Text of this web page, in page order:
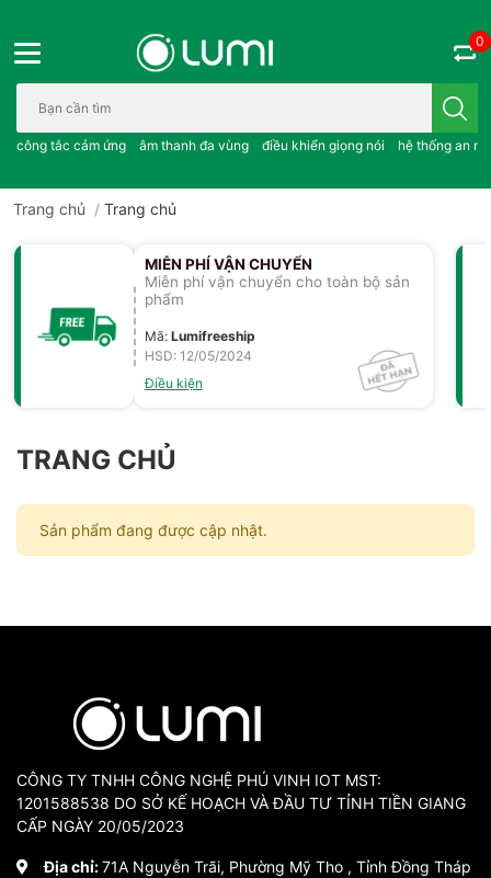
Bạn cần tìm gì..; công tắc cảm ứng..; âm thanh đa vùng ; điều
công tắc cảm ứng âm thanh đa vùng điều khiển giọng nói hệ thống an
0
Trang chủ / Trang chủ
MIỄN PHÍ VẬN CHUYỂN
Miễn phí vận chuyển cho toàn bộ sản
phẩm
Mã: Lumifreeship
HSD: 12/05/2024
Điều kiện
TRANG CHỦ
Sản phẩm đang được cập nhật.
CÔNG TY TNHH CÔNG NGHỆ PHÚ VINH IOT MST:
1201588538 DO SỞ KẾ HOẠCH VÀ ĐẦU TƯ TỈNH TIỀN GIANG
CẤP NGÀY 20/05/2023
Địa chỉ:71A Nguyễn Trãi, Phường Mỹ Tho , Tỉnh Đồng Tháp